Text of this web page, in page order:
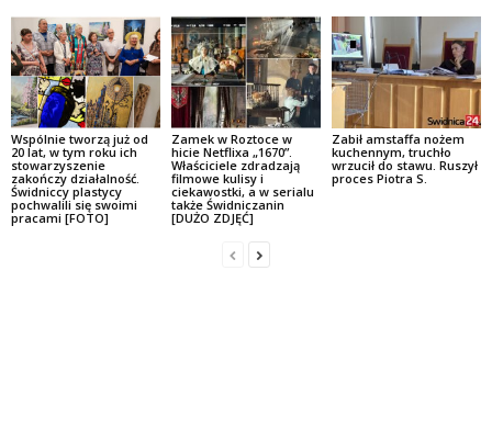
Wspólnie tworzą już od
20 lat, w tym roku ich
stowarzyszenie
zakończy działalność.
Świdniccy plastycy
pochwalili się swoimi
pracami [FOTO]
Zamek w Roztoce w
hicie Netflixa „1670”.
Właściciele zdradzają
filmowe kulisy i
ciekawostki, a w serialu
także Świdniczanin
[DUŻO ZDJĘĆ]
Zabił amstaffa nożem
kuchennym, truchło
wrzucił do stawu. Ruszył
proces Piotra S.